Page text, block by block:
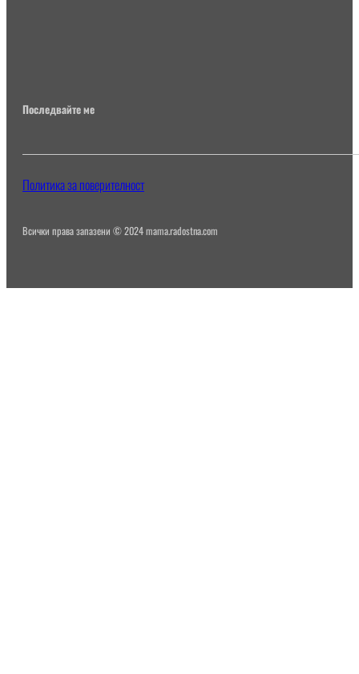
Последвайте ме
Всички права запазени © 2024 mama.radostna.com
Политика за поверителност